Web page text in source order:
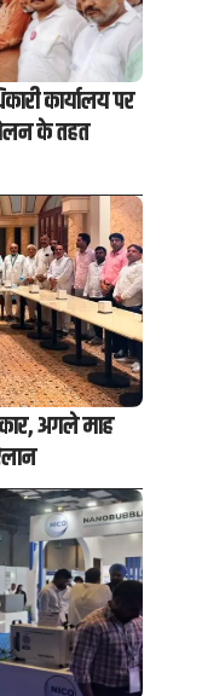
कार्यालय पर
के तहत
अगले माह